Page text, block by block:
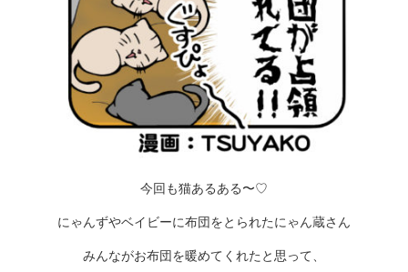
今回も猫あるある〜♡
にゃんずやベイビーに布団をとられたにゃん蔵さん
みんながお布団を暖めてくれたと思って、